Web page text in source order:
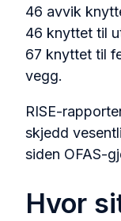
46 avvik
46 knyttet til
67 knyttet til
vegg.
RISE-
skjedd
siden OFAS-
Hvor